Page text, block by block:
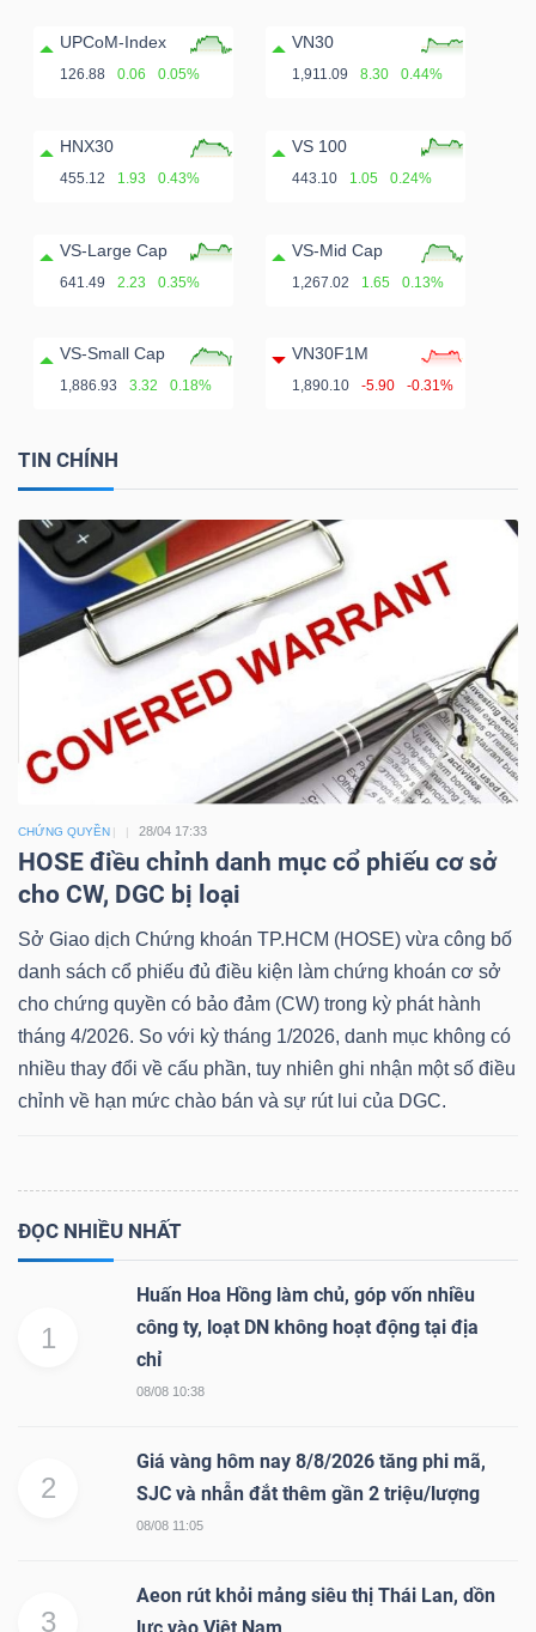
UPCoM-Index
126.88 0.06 0.05%
VN30
1,911.09 8.30 0.44%
HNX30
455.12 1.93 0.43%
VS 100
443.10 1.05 0.24%
VS-Large Cap
641.49 2.23 0.35%
VS-Mid Cap
1,267.02 1.65 0.13%
VS-Small Cap
1,886.93 3.32 0.18%
VN30F1M
1,890.10 -5.90 -0.31%
TIN CHÍNH
CHỨNG QUYỀN 28/04 17:33
HOSE điều chỉnh danh mục cổ phiếu cơ sở
cho CW, DGC bị loại
Sở Giao dịch Chứng khoán TP.HCM (HOSE) vừa công bố
danh sách cổ phiếu đủ điều kiện làm chứng khoán cơ sở
cho chứng quyền có bảo đảm (CW) trong kỳ phát hành
tháng 4/2026. So với kỳ tháng 1/2026, danh mục không có
nhiều thay đổi về cấu phần, tuy nhiên ghi nhận một số điều
chỉnh về hạn mức chào bán và sự rút lui của DGC.
ĐỌC NHIỀU NHẤT
1
Huấn Hoa Hồng làm chủ, góp vốn nhiều
công ty, loạt DN không hoạt động tại địa
chỉ
08/08 10:38
2
Giá vàng hôm nay 8/8/2026 tăng phi mã,
SJC và nhẫn đắt thêm gần 2 triệu/lượng
08/08 11:05
3
Aeon rút khỏi mảng siêu thị Thái Lan, dồn
(-)
Dịch
Sách
tài
chính
đầu
liệu